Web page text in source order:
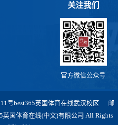
关注我们
官方微信公众号
号best365英国体育在线武汉校区 邮
国体育在线(中文)有限公司 All Rights